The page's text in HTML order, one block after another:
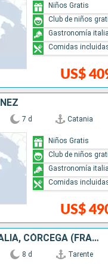
US$
Niños Gratis
Club de niños
Gastronomía
Comidas
7 d Catania
US$
Niños Gratis
Club de niños
Gastronomía
Comidas
MALTA, TÚNEZ, ITALIA, CÓRCEGA (FRANCIA)
8 d Tarente